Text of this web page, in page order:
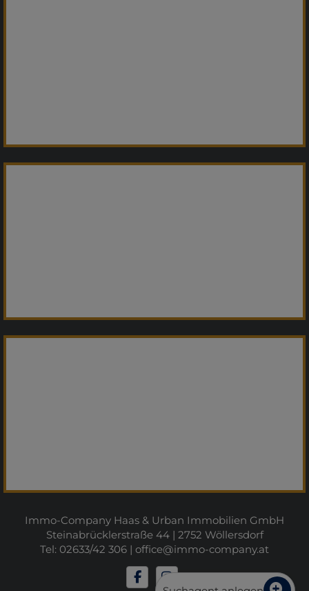
Immo-Company Haas & Urban Immobilien GmbH
Steinabrücklerstraße 44 | 2752 Wöllersdorf
Tel: 02633/42 306 | office@immo-company.at